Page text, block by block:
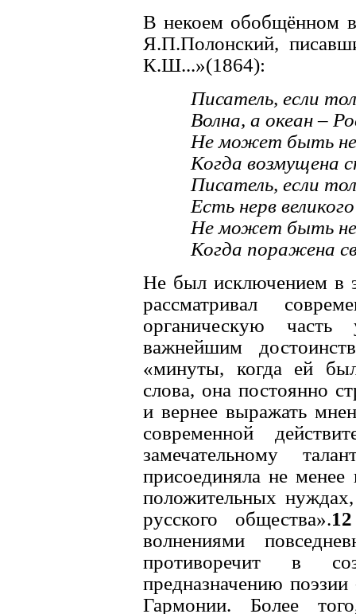
В некоем обобщённом
Я.П.Полонский,
К.Ш...»(1864):
Писатель, если
Волна, а океан –
Hе может быть
Когда возмущена
Писатель, если
Есть нерв
Hе может быть
Когда поражена
Hе был исключением в
рассматривал
органическую часть
важнейшим
«минуты, когда ей
слова, она постоянно
и вернее выражать
современной
замечательному
присоединяла не
положительных
русского общества».12
волнениями
противоречит в
предназначению
Гармонии. Более